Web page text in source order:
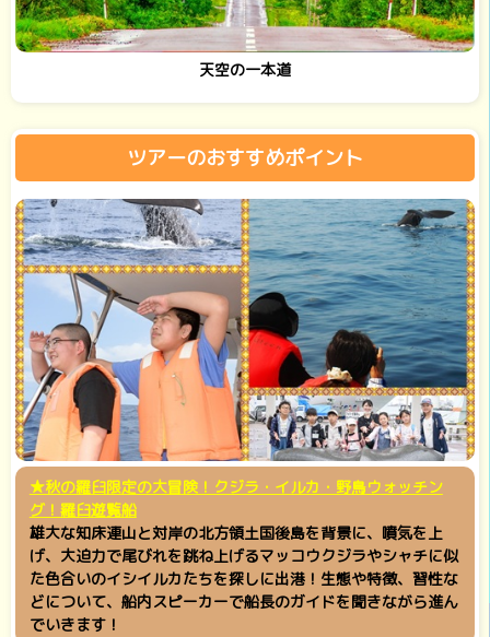
天空の一本道
ツアーのおすすめポイント
★秋の羅臼限定の大冒険！クジラ・イルカ・野鳥ウォッチン
グ！羅臼遊覧船
雄大な知床連山と対岸の北方領土国後島を背景に、噴気を上
げ、大迫力で尾びれを跳ね上げるマッコウクジラやシャチに似
た色合いのイシイルカたちを探しに出港！生態や特徴、習性な
どについて、船内スピーカーで船長のガイドを聞きながら進ん
でいきます！